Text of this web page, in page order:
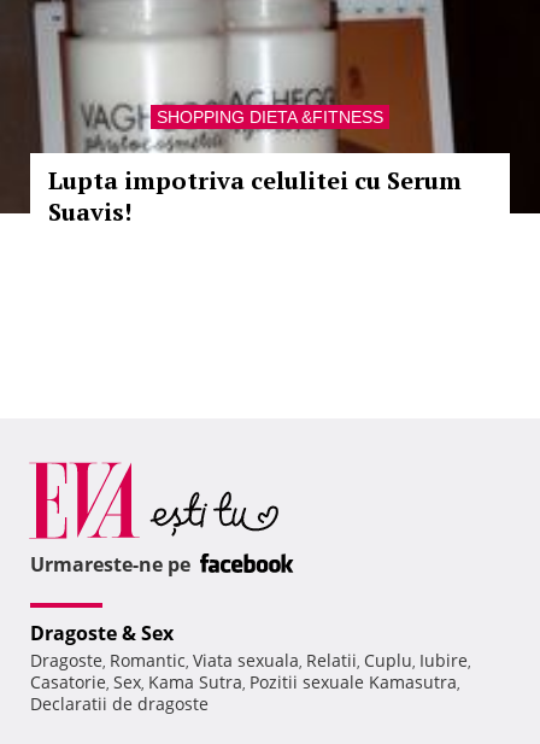
SHOPPING DIETA &FITNESS
Lupta impotriva celulitei cu Serum
Suavis!
Urmareste-ne pe
Dragoste & Sex
Dragoste, Romantic, Viata sexuala, Relatii, Cuplu, Iubire,
Casatorie, Sex, Kama Sutra, Pozitii sexuale Kamasutra,
Declaratii de dragoste